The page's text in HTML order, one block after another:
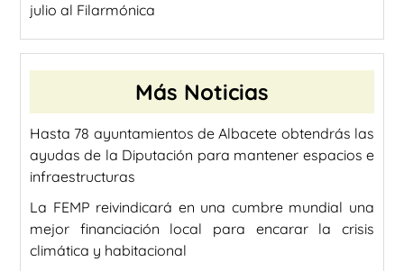
julio al Filarmónica
Más Noticias
Hasta 78 ayuntamientos de Albacete obtendrás las
ayudas de la Diputación para mantener espacios e
infraestructuras
La FEMP reivindicará en una cumbre mundial una
mejor financiación local para encarar la crisis
climática y habitacional